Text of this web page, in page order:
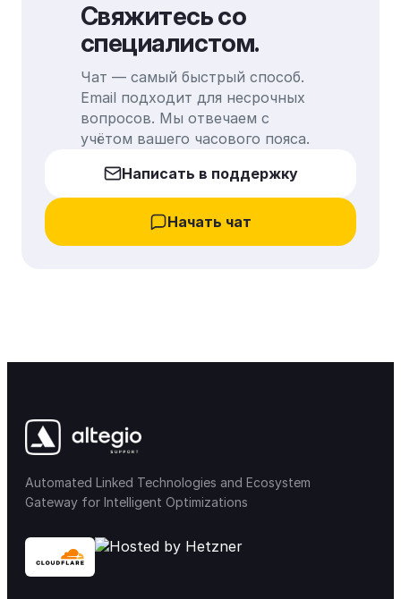
Свяжитесь со
специалистом.
Чат — самый быстрый способ.
Email подходит для несрочных
вопросов. Мы отвечаем с
учётом вашего часового пояса.
Написать в поддержку
Начать чат
Automated Linked Technologies and Ecosystem
Gateway for Intelligent Optimizations